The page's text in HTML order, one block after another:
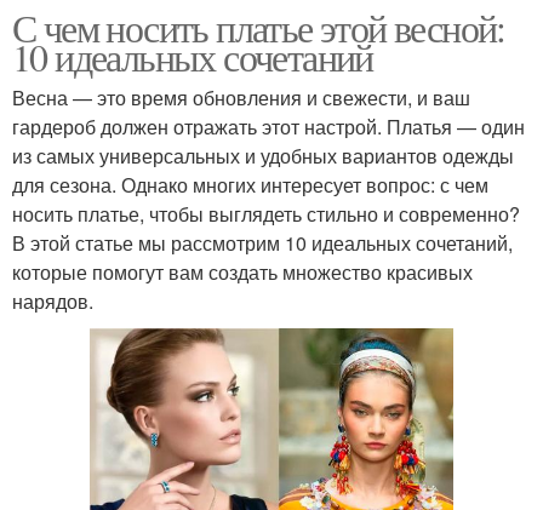
С чем носить платье этой весной:
10 идеальных сочетаний
Весна — это время обновления и свежести, и ваш
гардероб должен отражать этот настрой. Платья — один
из самых универсальных и удобных вариантов одежды
для сезона. Однако многих интересует вопрос: с чем
носить платье, чтобы выглядеть стильно и современно?
В этой статье мы рассмотрим 10 идеальных сочетаний,
которые помогут вам создать множество красивых
нарядов.